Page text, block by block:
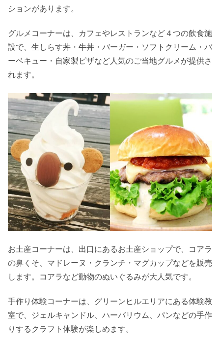
ションがあります。
グルメコーナーは、カフェやレストランなど４つの飲食施
設で、生しらす丼・牛丼・バーガー・ソフトクリーム・バ
ーベキュー・自家製ピザなど人気のご当地グルメが提供さ
れます。
お土産コーナーは、出口にあるお土産ショップで、コアラ
の鼻くそ、マドレーヌ・クランチ・マグカップなどを販売
します。コアラなど動物のぬいぐるみが大人気です。
手作り体験コーナーは、グリーンヒルエリアにある体験教
室で、ジェルキャンドル、ハーバリウム、パンなどの手作
りするクラフト体験が楽しめます。